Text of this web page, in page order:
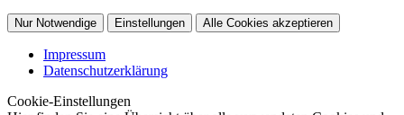
Nur Notwendige Einstellungen Alle Cookies akzeptieren
Impressum
Datenschutzerklärung
Cookie-Einstellungen